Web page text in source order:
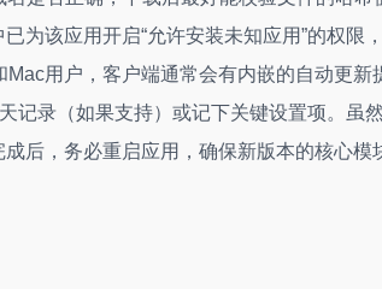
为该应用开启“允许安装未知应用”的权限
用户，客户端通常会有内嵌的自动更新
记录（如果支持）或记下关键设置项。虽
后，务必重启应用，确保新版本的核心模